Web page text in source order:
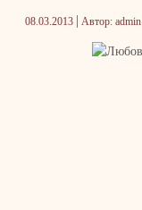
08.03.2013 | Автор: admin